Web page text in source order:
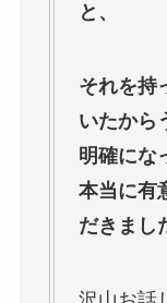
と、
それを持
いたから
明確にな
本当に有
だきまし